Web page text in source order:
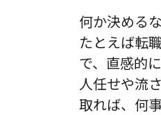
何か決める
たとえば転
で、直感的
人任せや流
取れば、何